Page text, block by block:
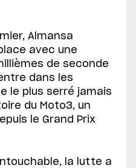
Almansa
avec une
de seconde
dans les
le plus serré jamais
du Moto3, un
le Grand Prix
la lutte a